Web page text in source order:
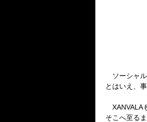
ソーシャル
とはいえ、
XANVALA
そこへ至る